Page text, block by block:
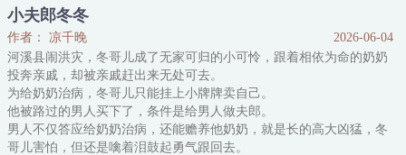
十几年后，他成了位高权重的国公爷，皇帝要给他赐婚，他婉拒，直
言老家已有夫郎。
因为亲眼见过兄弟妻儿被折磨的惨状，他一瞒就是十几年，终于等到
天下太平，得以回去面见夫郎。
只是这一看，却发现了不得了的事。
他不在的这些年里，他的夫郎被继母赶出家门，净身出户，住在漏雨
的茅草屋，
小夫郎冬冬
作者： 凉千晚
2026-06-04
河溪县闹洪灾，冬哥儿成了无家可归的小可怜，跟着相依为命的奶奶
投奔亲戚，却被亲戚赶出来无处可去。
为给奶奶治病，冬哥儿只能挂上小牌牌卖自己。
他被路过的男人买下了，条件是给男人做夫郎。
男人不仅答应给奶奶治病，还能赡养他奶奶，就是长的高大凶猛，冬
哥儿害怕，但还是噙着泪鼓起勇气跟回去。